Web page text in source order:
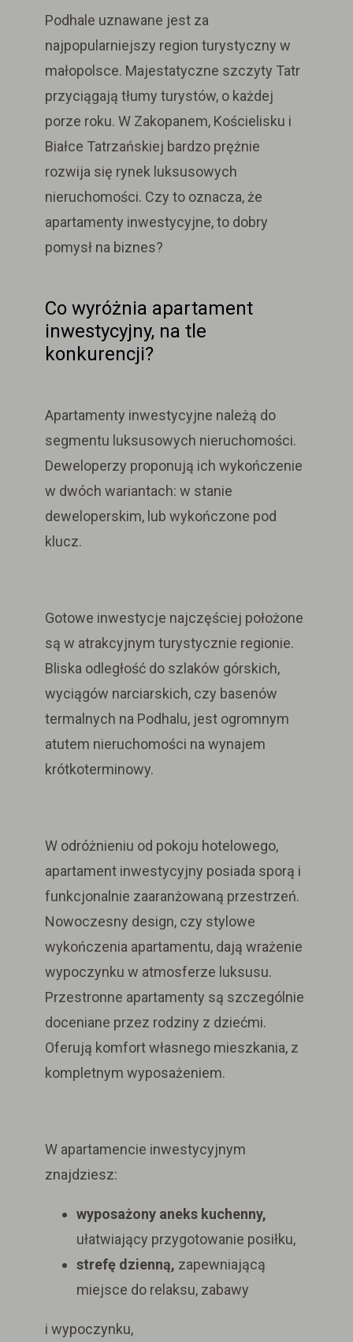
Podhale uznawane jest za
najpopularniejszy region turystyczny w
małopolsce. Majestatyczne szczyty Tatr
przyciągają tłumy turystów, o każdej
porze roku. W Zakopanem, Kościelisku i
Białce Tatrzańskiej bardzo prężnie
rozwija się rynek luksusowych
nieruchomości. Czy to oznacza, że
apartamenty inwestycyjne, to dobry
pomysł na biznes?
Co wyróżnia apartament
inwestycyjny, na tle
konkurencji?
Apartamenty inwestycyjne należą do
segmentu luksusowych nieruchomości.
Deweloperzy proponują ich wykończenie
w dwóch wariantach: w stanie
deweloperskim, lub wykończone pod
klucz.
Gotowe inwestycje najczęściej położone
są w atrakcyjnym turystycznie regionie.
Bliska odległość do szlaków górskich,
wyciągów narciarskich, czy basenów
termalnych na Podhalu, jest ogromnym
atutem nieruchomości na wynajem
krótkoterminowy.
W odróżnieniu od pokoju hotelowego,
apartament inwestycyjny posiada sporą i
funkcjonalnie zaaranżowaną przestrzeń.
Nowoczesny design, czy stylowe
wykończenia apartamentu, dają wrażenie
wypoczynku w atmosferze luksusu.
Przestronne apartamenty są szczególnie
doceniane przez rodziny z dziećmi.
Oferują komfort własnego mieszkania, z
kompletnym wyposażeniem.
W apartamencie inwestycyjnym
znajdziesz:
wyposażony aneks kuchenny,
ułatwiający przygotowanie posiłku,
strefę dzienną, zapewniającą
miejsce do relaksu, zabawy
i wypoczynku,